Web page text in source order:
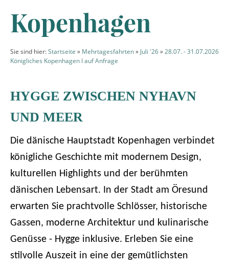
Kopenhagen
Sie sind hier:Startseite » Mehrtagesfahrten» Juli '26» 28.07. - 31.07.2026
Königliches Kopenhagen I auf Anfrage
HYGGE ZWISCHEN NYHAVN
UND MEER
Die dänische Hauptstadt Kopenhagen verbindet
königliche Geschichte mit modernem Design,
kulturellen Highlights und der berühmten
dänischen Lebensart. In der Stadt am Öresund
erwarten Sie prachtvolle Schlösser, historische
Gassen, moderne Architektur und kulinarische
Genüsse - Hygge inklusive. Erleben Sie eine
stilvolle Auszeit in eine der gemütlichsten